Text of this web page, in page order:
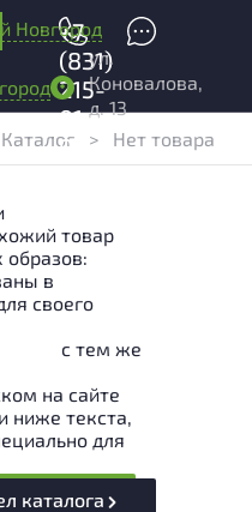
Новгород
+7
(831)
215-
01-
04
ул.
Коновалова,
д. 13
Каталог > Нет товара
товар
в
своего
с тем же
на сайте
ниже текста,
для
каталога